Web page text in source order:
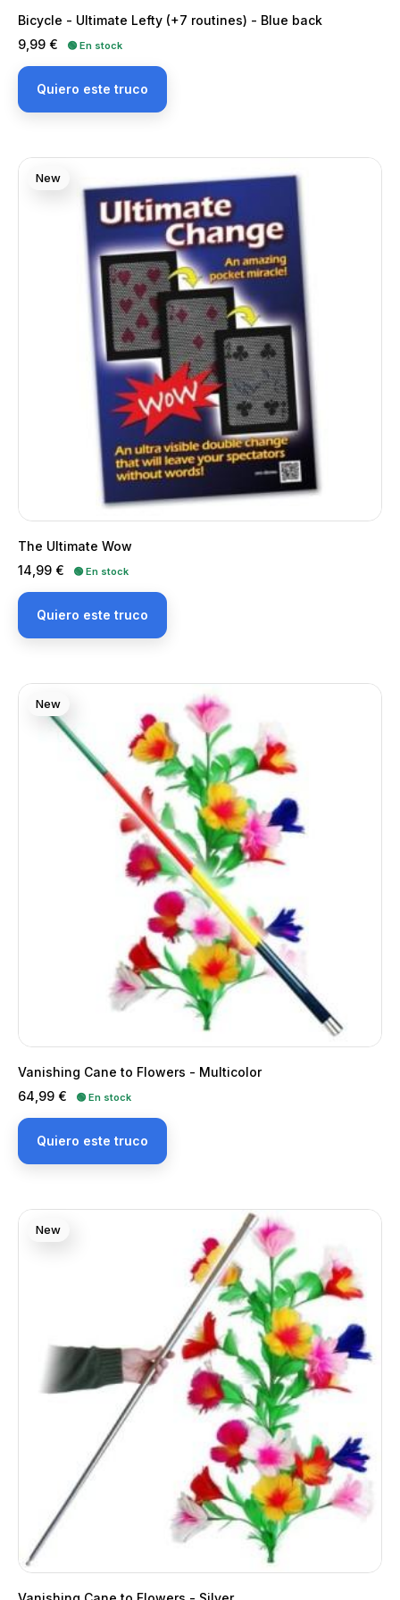
Bicycle - Ultimate Lefty (+7 routines) - Blue back
Precio
9,99 € 🟢 En stock
Quiero este truco
The Ultimate Wow
Precio
14,99 € 🟢 En stock
Quiero este truco
New
Vanishing Cane to Flowers - Multicolor
Precio
64,99 € 🟢 En stock
Quiero este truco
New
New